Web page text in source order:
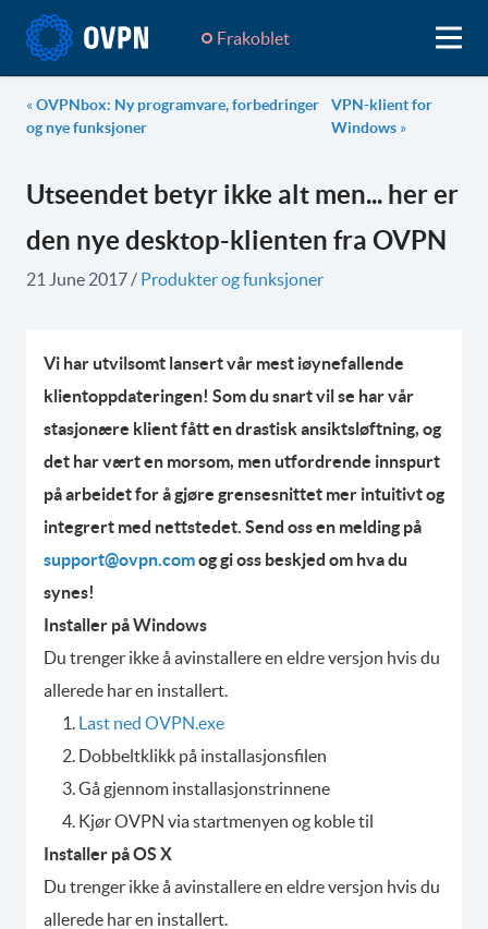
Frakoblet
«OVPNbox: Ny programvare, forbedringer
og nye funksjoner
VPN-klient for
Windows»
Utseendet betyr ikke alt men... her er
den nye desktop-klienten fra OVPN
21 June 2017/ Produkter og funksjoner
Vi har utvilsomt lansert vår mest iøynefallende
klientoppdateringen! Som du snart vil se har vår
stasjonære klient fått en drastisk ansiktsløftning, og
det har vært en morsom, men utfordrende innspurt
på arbeidet for å gjøre grensesnittet mer intuitivt og
integrert med nettstedet. Send oss en melding på
support@ovpn.comog gi oss beskjed om hva du
synes!
Installer på Windows
Du trenger ikke å avinstallere en eldre versjon hvis du
allerede har en installert.
Last ned OVPN.exe
Dobbeltklikk på installasjonsfilen
Gå gjennom installasjonstrinnene
Kjør OVPN via startmenyen og koble til
Installer på OS X
Du trenger ikke å avinstallere en eldre versjon hvis du
allerede har en installert.